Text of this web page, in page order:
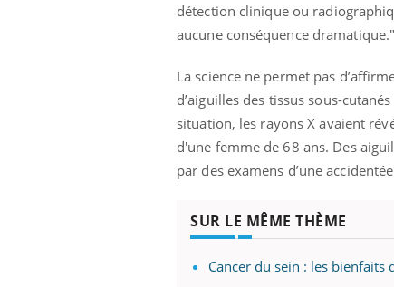
détection clinique ou
aucune conséquence dramatique."
La science ne permet pas
d’aiguilles des tissus sous-
situation, les rayons X avaient
d'une femme de 68 ans. Des
par des examens d’une
SUR LE MÊME THÈME
Cancer du sein : les